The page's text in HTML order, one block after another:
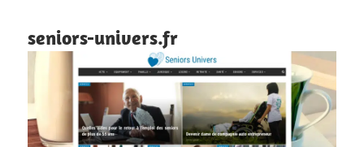
seniors-univers.fr